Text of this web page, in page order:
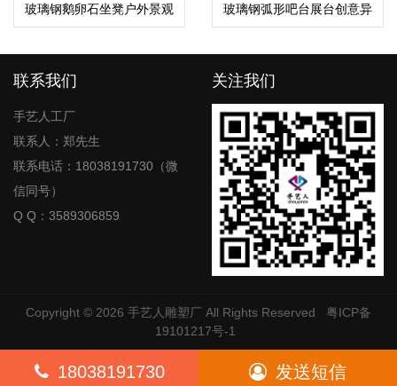
玻璃钢鹅卵石坐凳户外景观
休闲座椅
玻璃钢弧形吧台展台创意异
形服务台
联系我们
手艺人工厂
联系人：郑先生
联系电话：18038191730（微
信同号）
Q Q：3589306859
关注我们
Copyright © 2026 手艺人雕塑厂 All Rights Reserved 粤ICP备
19101217号-1
18038191730 发送短信